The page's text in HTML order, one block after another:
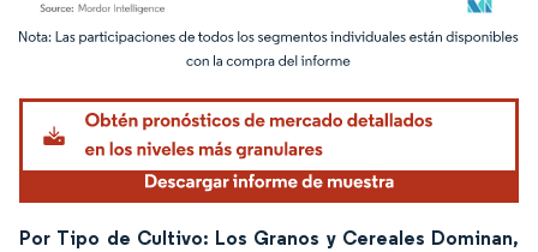
Imagen © Mordor Intelligence. El uso requiere atribución según CC BY 4.0.
Por Tipo de Cultivo: Los Granos y Cereales Dominan,